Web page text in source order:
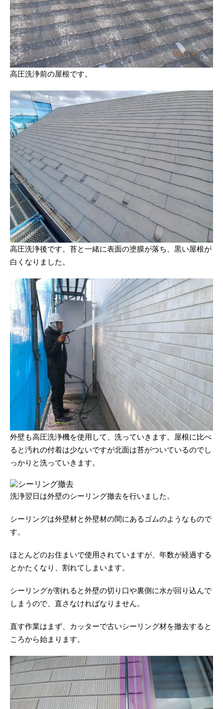
高圧洗浄前の屋根です。
高圧洗浄後です。苔と一緒に表面の塗膜が落ち、黒い屋根が
白くなりました。
外壁も高圧洗浄機を使用して、洗っていきます。屋根に比べ
ると汚れの付着は少ないですが北面は苔がついているのでし
っかりと洗っていきます。
洗浄翌日は外壁のシーリング撤去を行いました。
シーリングは外壁材と外壁材の間にあるゴムのようなもので
す。
ほとんどのお住まいで使用されていますが、年数が経過する
とかたくなり、割れてしまいます。
シーリングが割れると外壁の切り口や裏側に水が回り込んで
しまうので、直さなければなりません。
直す作業はまず、カッターで古いシーリング材を撤去すると
ころから始まります。